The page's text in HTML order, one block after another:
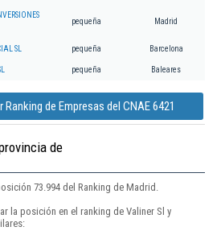
pequeña Madrid
SL pequeña Barcelona
pequeña Baleares
Ranking de Empresas del CNAE 6421
de
73.994 del Ranking de Madrid.
la posición en el ranking de Valiner Sl y